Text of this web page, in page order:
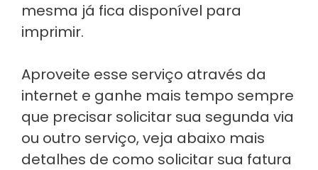
mesma já fica disponível para
imprimir.
Aproveite esse serviço através da
internet e ganhe mais tempo sempre
que precisar solicitar sua segunda via
ou outro serviço, veja abaixo mais
detalhes de como solicitar sua fatura